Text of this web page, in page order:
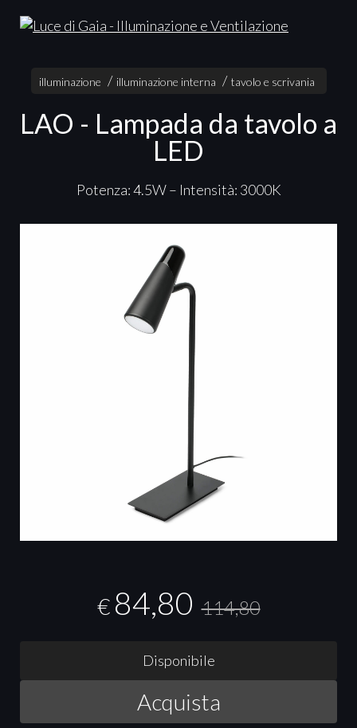
illuminazione illuminazione interna tavolo e scrivania
LAO - Lampada da tavolo a
LED
Potenza: 4.5W – Intensità: 3000K
€ 84,80 114,80
Disponibile
Acquista